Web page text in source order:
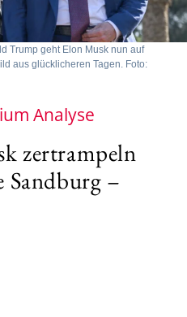
Trump geht Elon Musk nun auf
aus glücklicheren Tagen. Foto:
Analyse
zertrampeln
Sandburg –